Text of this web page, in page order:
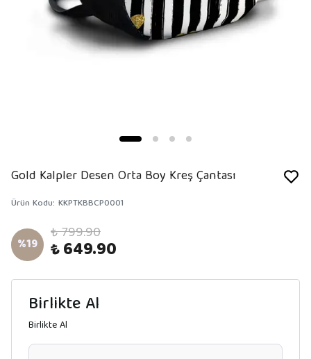
Gold Kalpler Desen Orta Boy Kreş Çantası
Ürün Kodu: KKPTKBBCP0001
%19 ₺ 799.90
₺ 649.90
Birlikte Al
Birlikte Al